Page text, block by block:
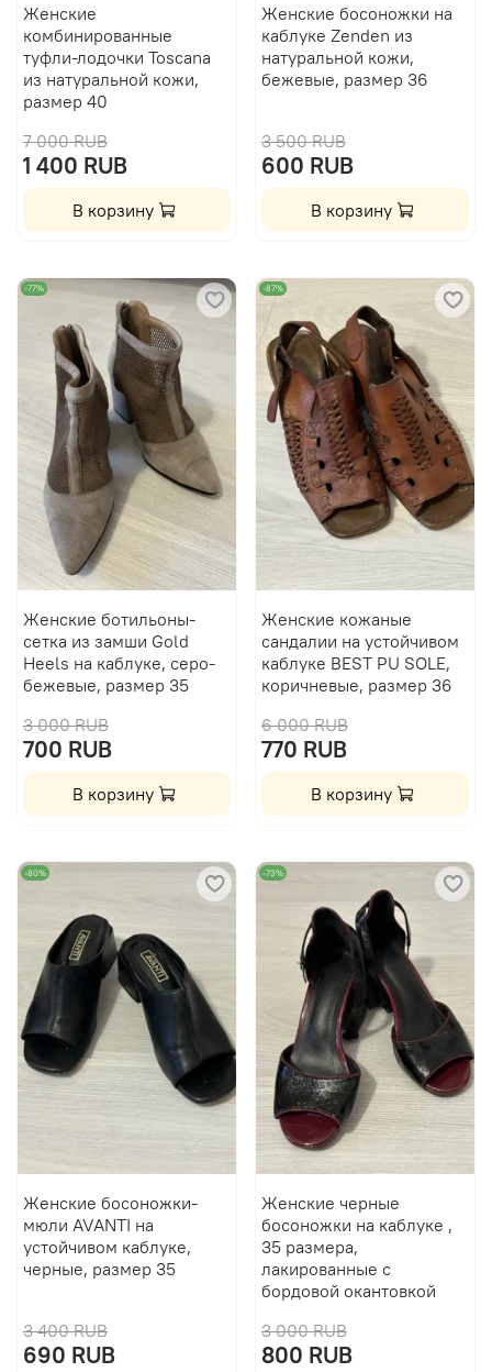
Женские
комбинированные
туфли-лодочки Toscana
из натуральной кожи,
размер 40
7 000 RUB
1 400 RUB
В корзину
Женские босоножки на
каблуке Zenden из
натуральной кожи,
бежевые, размер 36
3 500 RUB
600 RUB
В корзину
-77%
Женские ботильоны-
сетка из замши Gold
Heels на каблуке, серо-
бежевые, размер 35
3 000 RUB
700 RUB
В корзину
-87%
Женские кожаные
сандалии на устойчивом
каблуке BEST PU SOLE,
коричневые, размер 36
6 000 RUB
770 RUB
В корзину
-80%
Женские босоножки-
мюли AVANTI на
устойчивом каблуке,
черные, размер 35
3 400 RUB
690 RUB
-73%
Женские черные
босоножки на каблуке ,
35 размера,
лакированные с
бордовой окантовкой
3 000 RUB
800 RUB